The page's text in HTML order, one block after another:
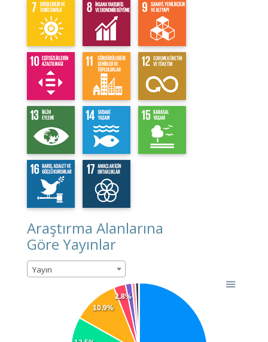
Araştırma Alanlarına
Göre Yayınlar
Yayın
10.9%
2.8%